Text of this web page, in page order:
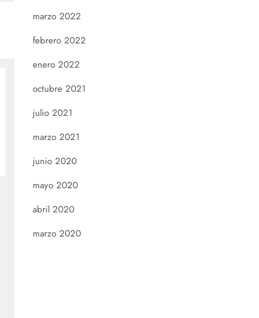
marzo 2022
febrero 2022
enero 2022
octubre 2021
julio 2021
marzo 2021
junio 2020
mayo 2020
abril 2020
marzo 2020